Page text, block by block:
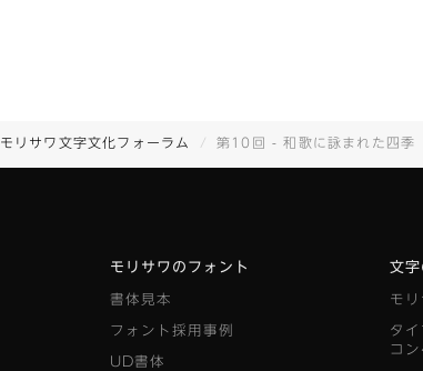
モリサワ文字文化フォーラム 第10回 - 和歌に詠まれた四季
モリサワのフォント
書体見本
フォント採用事例
UD書体
文字
モ
タ
コ